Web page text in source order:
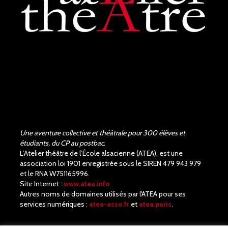
Bravo !!! Que de bons
acteurs !! Quel beau travail.
Un Richard III de très bonne
qualité.
Une aventure collective et théâtrale pour 300 élèves et
étudiants, du CP au postbac.
L’Atelier théâtre de l’École alsacienne (ATEA), est une
association loi 1901 enregistrée sous le SIREN 479 943 979
et le RNA W751165996.
Site Internet : www.atea.info
Autres noms de domaines utilisés par l'ATEA pour ses
services numériques : atea-asso.fr et atea.paris.